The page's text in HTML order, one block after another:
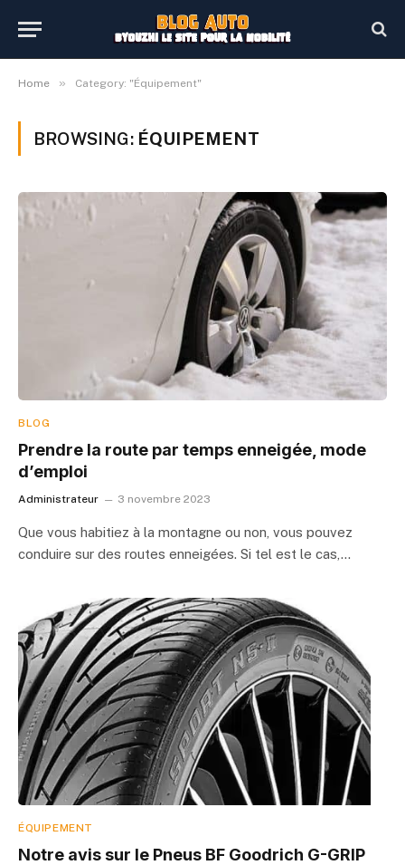
Home » Category: "Équipement"
BROWSING: ÉQUIPEMENT
BLOG
Prendre la route par temps enneigée, mode
d’emploi
Administrateur 3 novembre 2023
Que vous habitiez à la montagne ou non, vous pouvez
conduire sur des routes enneigées. Si tel est le cas,…
ÉQUIPEMENT
Notre avis sur le Pneus BF Goodrich G-GRIP